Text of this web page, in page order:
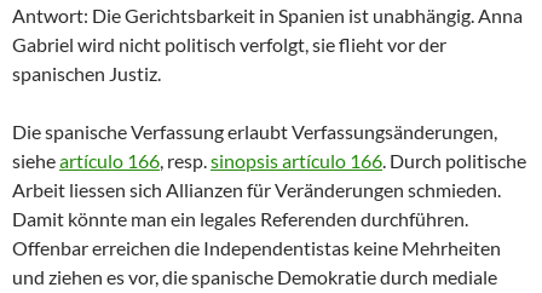
Antwort: Die Gerichtsbarkeit in Spanien ist unabhängig. Anna
Gabriel wird nicht politisch verfolgt, sie flieht vor der
spanischen Justiz.
Die spanische Verfassung erlaubt Verfassungsänderungen,
sieheartículo 166, resp.sinopsis artículo 166. Durch politische
Arbeit liessen sich Allianzen für Veränderungen schmieden.
Damit könnte man ein legales Referenden durchführen.
Offenbar erreichen die Independentistas keine Mehrheiten
und ziehen es vor, die spanische Demokratie durch mediale